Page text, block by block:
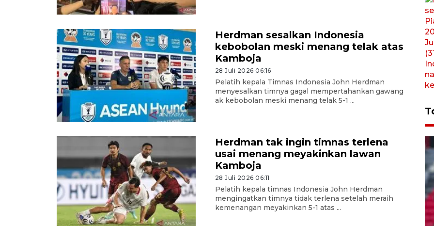
Herdman sesalkan Indonesia
kebobolan meski menang telak atas
Kamboja
28 Juli 2026 06:16
Pelatih kepala Timnas Indonesia John Herdman
menyesalkan timnya gagal mempertahankan gawang
ak kebobolan meski menang telak 5-1 ...
Herdman tak ingin timnas terlena
usai menang meyakinkan lawan
Kamboja
28 Juli 2026 06:11
Pelatih kepala timnas Indonesia John Herdman
mengingatkan timnya tidak terlena setelah meraih
kemenangan meyakinkan 5-1 atas ...